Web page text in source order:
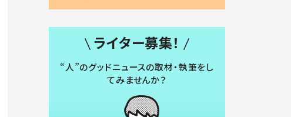
ライター募集！
“人”のグッドニュースの取材・執筆をし
てみませんか？